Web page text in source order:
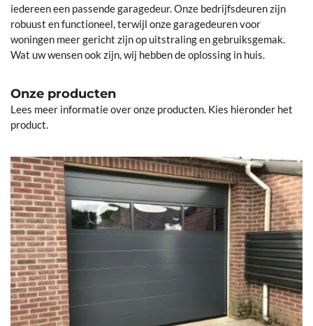
iedereen een passende garagedeur. Onze bedrijfsdeuren zijn
robuust en functioneel, terwijl onze garagedeuren voor
woningen meer gericht zijn op uitstraling en gebruiksgemak.
Wat uw wensen ook zijn, wij hebben de oplossing in huis.
Onze producten
Lees meer informatie over onze producten. Kies hieronder het
product.